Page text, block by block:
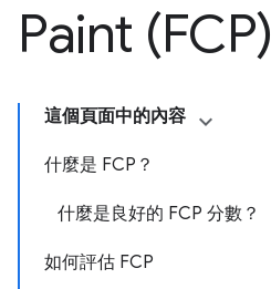
Paint (FCP)
這個頁面中的內容
什麼是 FCP？
什麼是良好的 FCP 分數？
如何評估 FCP